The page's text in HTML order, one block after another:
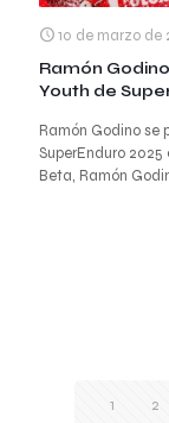
10 de marzo de
Ramón
Youth de
Ramón Godino se
SuperEnduro
Beta, Ramón
1 2